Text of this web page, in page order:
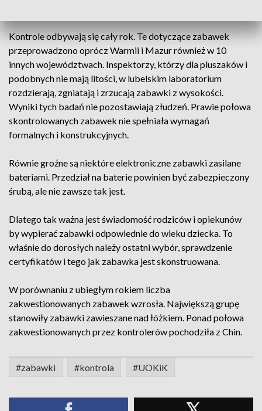
Kontrole odbywają się cały rok. Te dotyczące zabawek
przeprowadzono oprócz Warmii i Mazur również w 10
innych województwach. Inspektorzy, którzy dla pluszaków i
podobnych nie mają litości, w lubelskim laboratorium
rozdzierają, zgniatają i zrzucają zabawki z wysokości.
Wyniki tych badań nie pozostawiają złudzeń. Prawie połowa
skontrolowanych zabawek nie spełniała wymagań
formalnych i konstrukcyjnych.
Równie groźne są niektóre elektroniczne zabawki zasilane
bateriami. Przedział na baterie powinien być zabezpieczony
śrubą, ale nie zawsze tak jest.
Dlatego tak ważna jest świadomość rodziców i opiekunów
by wypierać zabawki odpowiednie do wieku dziecka. To
właśnie do dorosłych należy ostatni wybór, sprawdzenie
certyfikatów i tego jak zabawka jest skonstruowana.
W porównaniu z ubiegłym rokiem liczba
zakwestionowanych zabawek wzrosła. Największą grupę
stanowiły zabawki zawieszane nad łóżkiem. Ponad połowa
zakwestionowanych przez kontrolerów pochodziła z Chin.
#zabawki #kontrola #UOKiK